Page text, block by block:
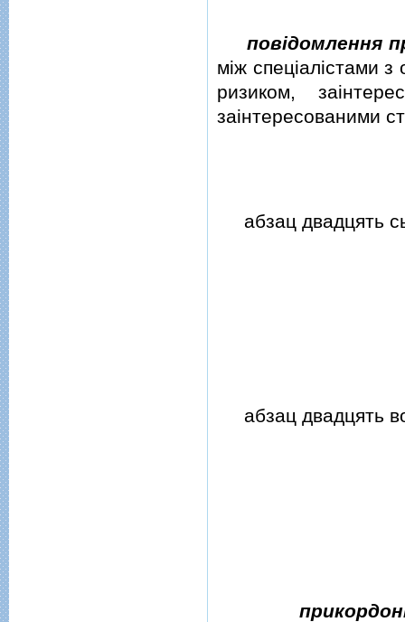
повiдомлення
мiж спецiалiстами з
ризиком,
заiнтересованими
абзац двадцять
абзац двадцять